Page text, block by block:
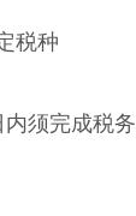
税种
须完成税